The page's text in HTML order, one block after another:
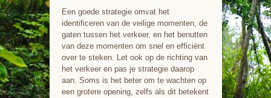
Een goede strategie omvat het
identificeren van de veilige momenten, de
gaten tussen het verkeer, en het benutten
van deze momenten om snel en efficiënt
over te steken. Let ook op de richting van
het verkeer en pas je strategie daarop
aan. Soms is het beter om te wachten op
een grotere opening, zelfs als dit betekent